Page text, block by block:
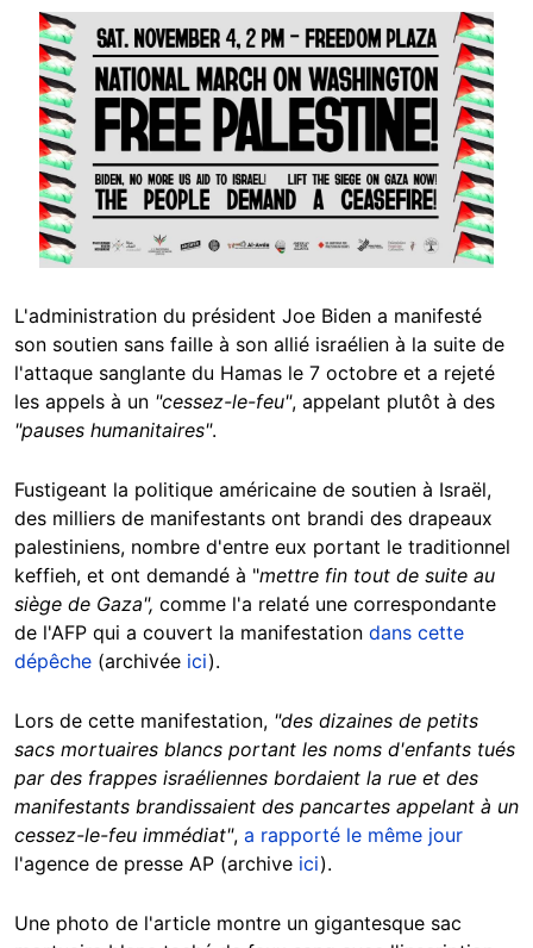
Image
L'administration du président Joe Biden a manifesté
son soutien sans faille à son allié israélien à la suite de
l'attaque sanglante du Hamas le 7 octobre et a rejeté
les appels à un "cessez-le-feu", appelant plutôt à des
"pauses humanitaires".
Fustigeant la politique américaine de soutien à Israël,
des milliers de manifestants ont brandi des drapeaux
palestiniens, nombre d'entre eux portant le traditionnel
keffieh, et ont demandé à "mettre fin tout de suite au
siège de Gaza", comme l'a relaté une correspondante
de l'AFP qui a couvert la manifestation dans cette
dépêche (archivée ici).
Lors de cette manifestation, "des dizaines de petits
sacs mortuaires blancs portant les noms d'enfants tués
par des frappes israéliennes bordaient la rue et des
manifestants brandissaient des pancartes appelant à un
cessez-le-feu immédiat", a rapporté le même jour
l'agence de presse AP (archive ici).
Une photo de l'article montre un gigantesque sac